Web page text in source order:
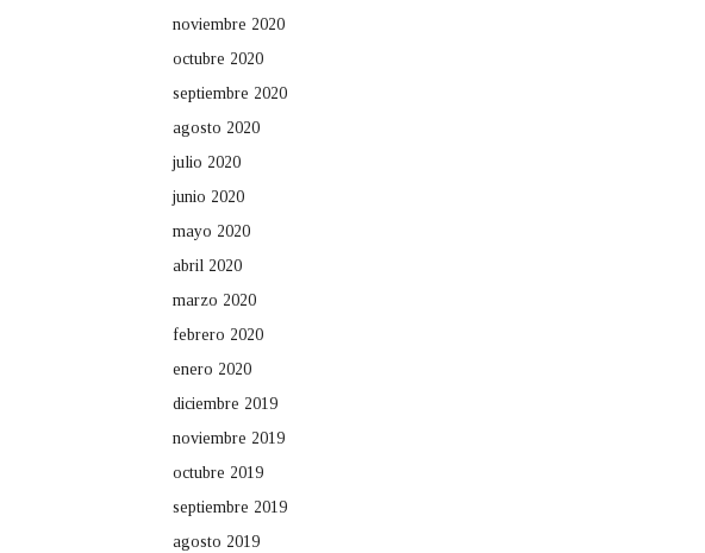
noviembre 2020
octubre 2020
septiembre 2020
agosto 2020
julio 2020
junio 2020
mayo 2020
abril 2020
marzo 2020
febrero 2020
enero 2020
diciembre 2019
noviembre 2019
octubre 2019
septiembre 2019
agosto 2019